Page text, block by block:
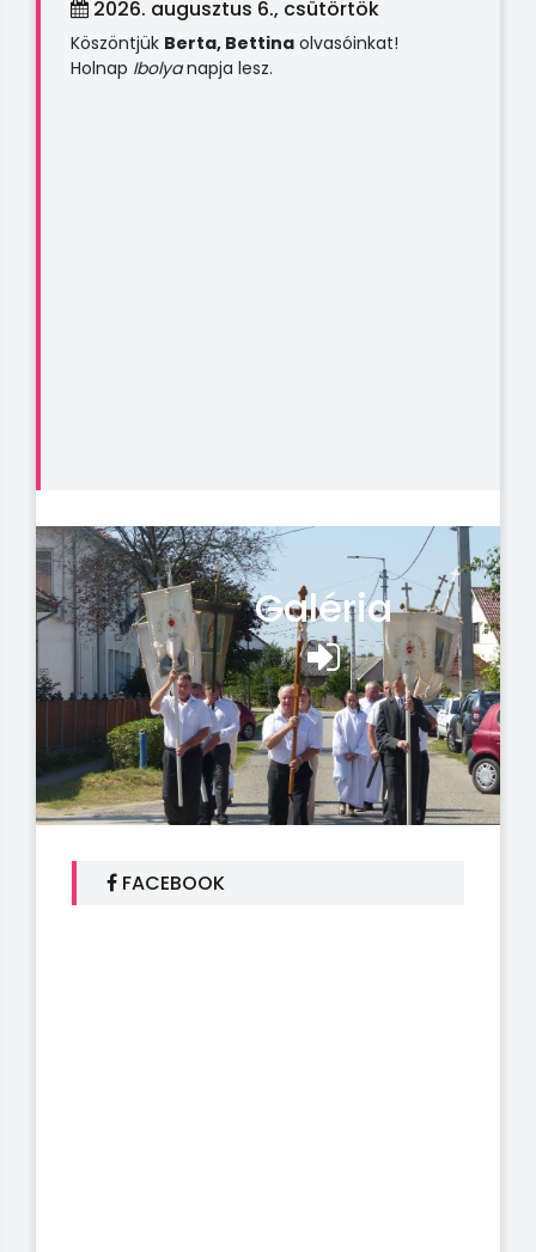
2026. augusztus 6., csütörtök
Köszöntjük Berta, Bettina olvasóinkat!
Holnap Ibolyanapja lesz.
Galéria
FACEBOOK